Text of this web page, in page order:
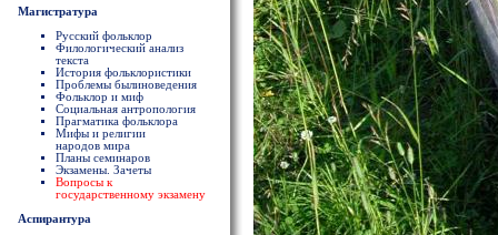
Магистратура
Русский фольклор
Филологический анализ
текста
История фольклористики
Проблемы былиноведения
Фольклор и миф
Социальная антропология
Прагматика фольклора
Мифы и религии
народов мира
Планы семинаров
Экзамены. Зачеты
Вопросы к
государственному экзамену
Аспирантура